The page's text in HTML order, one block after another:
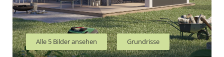
Alle 5 Bilder ansehen Grundrisse